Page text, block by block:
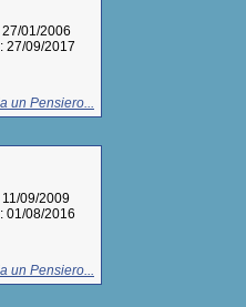
27/01/2006
: 27/09/2017
un Pensiero...
11/09/2009
: 01/08/2016
un Pensiero...